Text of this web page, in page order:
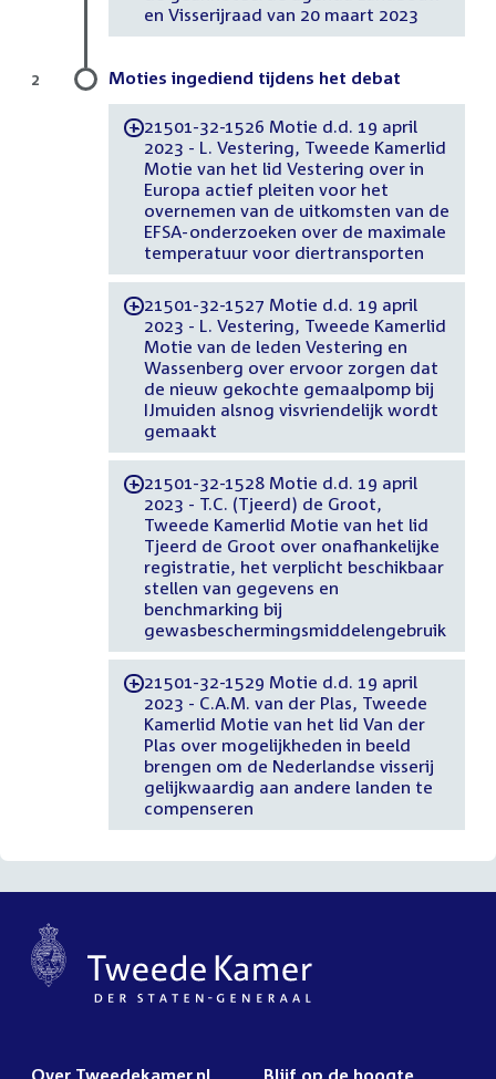
en Visserijraad van 20 maart 2023
Moties ingediend tijdens het debat
-21501-32-1526 Motie d.d. 19 april
2023 - L. Vestering, Tweede Kamerlid
Motie van het lid Vestering over in
Europa actief pleiten voor het
overnemen van de uitkomsten van de
EFSA-onderzoeken over de maximale
temperatuur voor diertransporten
-21501-32-1527 Motie d.d. 19 april
2023 - L. Vestering, Tweede Kamerlid
Motie van de leden Vestering en
Wassenberg over ervoor zorgen dat
de nieuw gekochte gemaalpomp bij
IJmuiden alsnog visvriendelijk wordt
gemaakt
-21501-32-1528 Motie d.d. 19 april
2023 - T.C. (Tjeerd) de Groot,
Tweede Kamerlid Motie van het lid
Tjeerd de Groot over onafhankelijke
registratie, het verplicht beschikbaar
stellen van gegevens en
benchmarking bij
gewasbeschermingsmiddelengebruik
-21501-32-1529 Motie d.d. 19 april
2023 - C.A.M. van der Plas, Tweede
Kamerlid Motie van het lid Van der
Plas over mogelijkheden in beeld
brengen om de Nederlandse visserij
gelijkwaardig aan andere landen te
compenseren
2